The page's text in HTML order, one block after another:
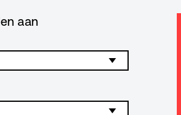
aan